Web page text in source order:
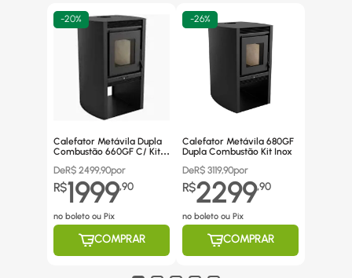
-20%
Calefator Metávila Dupla
Combustão 660GF C/ Kit
DeR$ 2499,90por
R$1999,90
no boleto ou Pix
COMPRAR
-26%
Calefator Metávila 680GF
Dupla Combustão Kit Inox
DeR$ 3119,90por
R$2299,90
no boleto ou Pix
COMPRAR